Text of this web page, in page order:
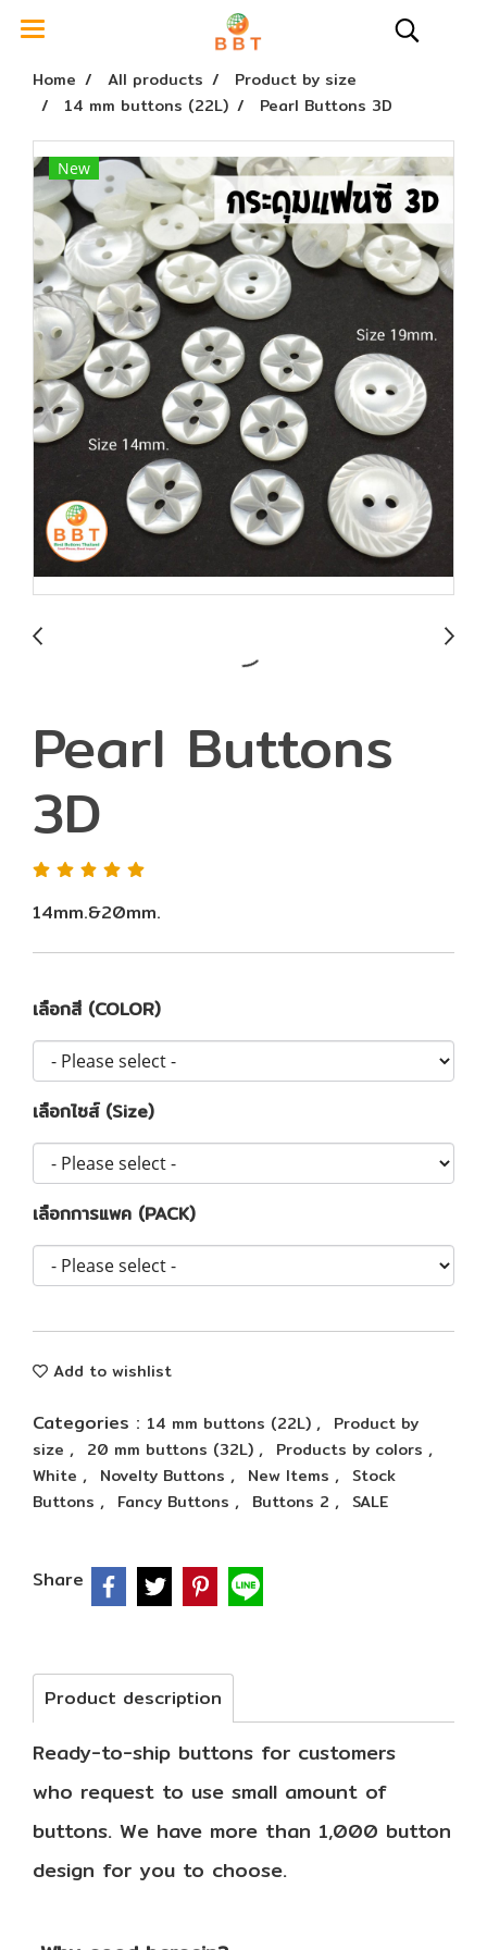
Home All products
Product by size
14 mm buttons (22L)
Pearl Buttons 3D
New
Pearl Buttons
3D
14mm.&20mm.
เลือกสี (COLOR)
เลือกไซส์ (Size)
เลือกการแพค (PACK)
Add to wishlist
Categories : 14 mm buttons (22L) , Product by
size , 20 mm buttons (32L) , Products by colors ,
White , Novelty Buttons , New Items , Stock
Buttons , Fancy Buttons , Buttons 2 , SALE
Share
Product description
Ready-to-ship buttons for customers
who request to use small amount of
buttons. We have more than 1,000 button
design for you to choose.